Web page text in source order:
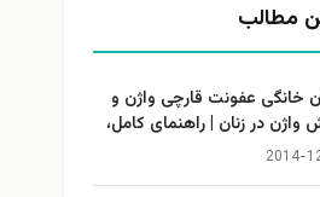
مطالب
خانگی عفونت قارچی واژن و
واژن در زنان | راهنمای کامل،
و کاربردی
2014-